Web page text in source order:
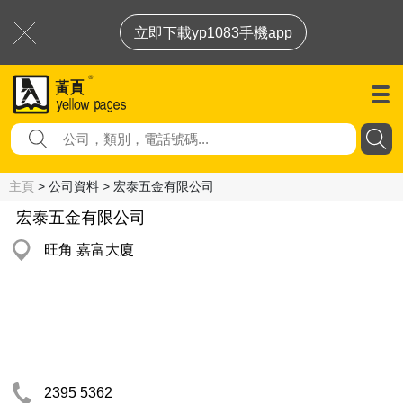
立即下載yp1083手機app
主頁 > 公司資料 > 宏泰五金有限公司
宏泰五金有限公司
旺角 嘉富大廈
2395 5362